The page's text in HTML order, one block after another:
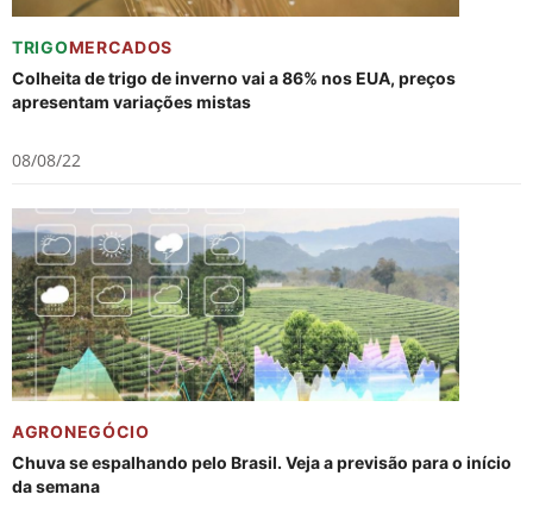
TRIGOMERCADOS
Colheita de trigo de inverno vai a 86% nos EUA, preços
apresentam variações mistas
08/08/22
AGRONEGÓCIO
Chuva se espalhando pelo Brasil. Veja a previsão para o início
da semana